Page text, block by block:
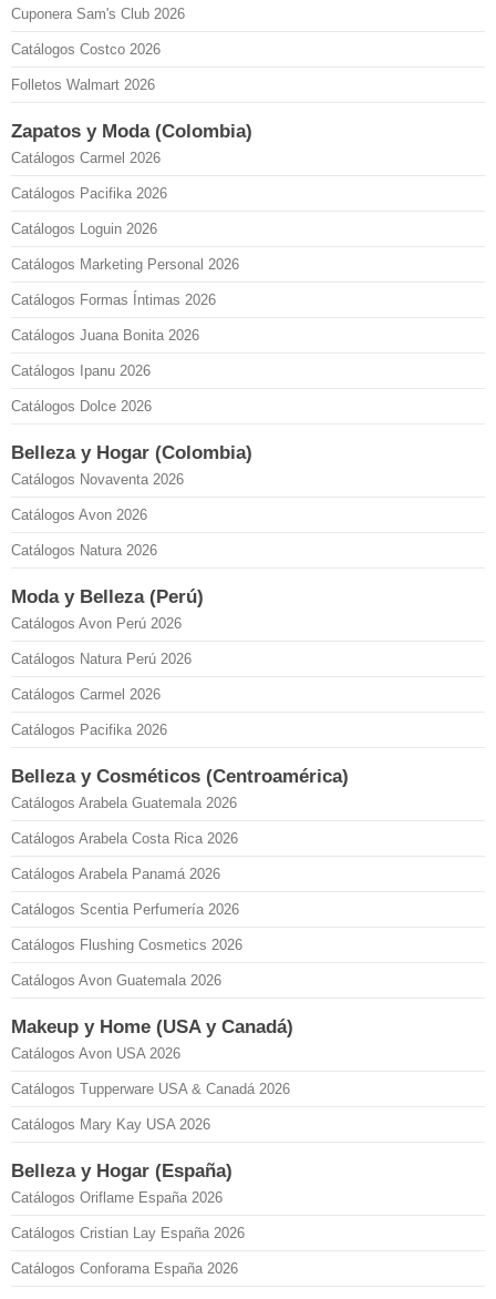
Cuponera Sam's Club 2026
Catálogos Costco 2026
Folletos Walmart 2026
Zapatos y Moda (Colombia)
Catálogos Carmel 2026
Catálogos Pacifika 2026
Catálogos Loguin 2026
Catálogos Marketing Personal 2026
Catálogos Formas Íntimas 2026
Catálogos Juana Bonita 2026
Catálogos Ipanu 2026
Catálogos Dolce 2026
Belleza y Hogar (Colombia)
Catálogos Novaventa 2026
Catálogos Avon 2026
Catálogos Natura 2026
Moda y Belleza (Perú)
Catálogos Avon Perú 2026
Catálogos Natura Perú 2026
Catálogos Carmel 2026
Catálogos Pacifika 2026
Belleza y Cosméticos (Centroamérica)
Catálogos Arabela Guatemala 2026
Catálogos Arabela Costa Rica 2026
Catálogos Arabela Panamá 2026
Catálogos Scentia Perfumería 2026
Catálogos Flushing Cosmetics 2026
Catálogos Avon Guatemala 2026
Makeup y Home (USA y Canadá)
Catálogos Avon USA 2026
Catálogos Tupperware USA & Canadá 2026
Catálogos Mary Kay USA 2026
Belleza y Hogar (España)
Catálogos Oriflame España 2026
Catálogos Cristian Lay España 2026
Catálogos Conforama España 2026